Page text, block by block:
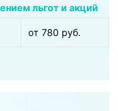
льгот и акций
от 780 pуб.